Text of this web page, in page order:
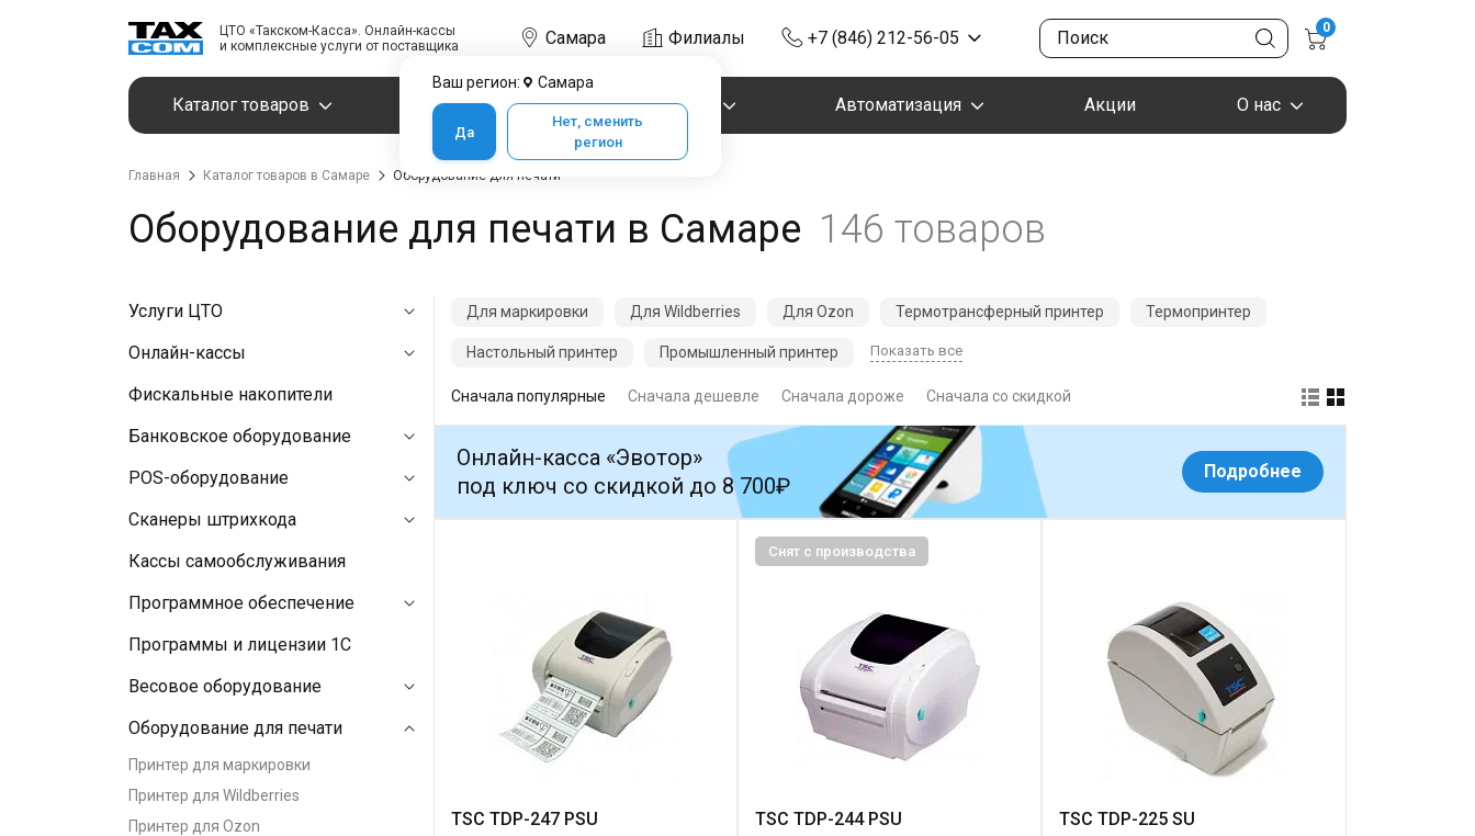
ЦТО «Такском-Касса». Онлайн-кассы
и комплексные услуги от поставщика
Самара
Ваш регион: Самара
Да
Нет, сменить
регион
Филиалы +7 (846) 212-56-05
0
Каталог товаров Услуги Маркировка Автоматизация Акции О нас
Главная Каталог товаров в Самаре Оборудование для печати
Оборудование для печати в Самаре 146 товаров
Услуги ЦТО
Онлайн-кассы
Фискальные накопители
Банковское оборудование
POS-оборудование
Сканеры штрихкода
Кассы самообслуживания
Программное обеспечение
Программы и лицензии 1C
Весовое оборудование
Оборудование для печати
Принтер для маркировки
Принтер для Wildberries
Принтер для Ozon
Для маркировки Для Wildberries Для Ozon Термотрансферный принтер Термопринтер
Настольный принтер Промышленный принтер Показать все
Сначала популярные Сначала дешевле Сначала дороже Сначала со скидкой
TSC TDP-247 PSU
Снят с производства
TSC TDP-244 PSU TSC TDP-225 SU
Онлайн-касса «Эвотор»
под ключ со скидкой до 8 700₽
Подробнее